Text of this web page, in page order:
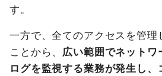
す。
一方で、全てのアクセスを管理
ことから、 広い範囲でネットワ
ログを監視する業務が発生し